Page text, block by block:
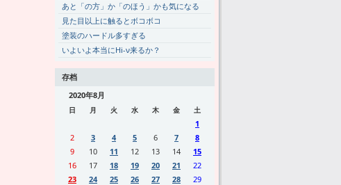
あと「の方」か「のほう」かも気になる
見た目以上に触るとボコボコ
塗装のハードル多すぎる
いよいよ本当にHi-ν来るか？
存档
2020年8月
日 月 火 水 木 金 土
1
2
3 4 5 6 7
8
9
10 11 12 13 14
15
16
17 18 19 20 21
22
23
24 25 26 27 28
29